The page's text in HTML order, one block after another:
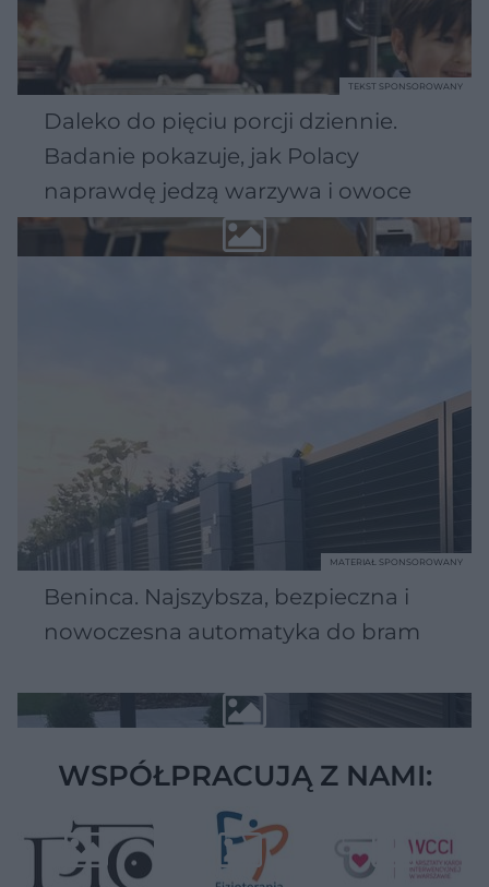
Daleko do pięciu porcji dziennie.
Badanie pokazuje, jak Polacy
naprawdę jedzą warzywa i owoce
TEKST SPONSOROWANY
Beninca. Najszybsza, bezpieczna i
nowoczesna automatyka do bram
MATERIAŁ SPONSOROWANY
WSPÓŁPRACUJĄ Z NAMI: